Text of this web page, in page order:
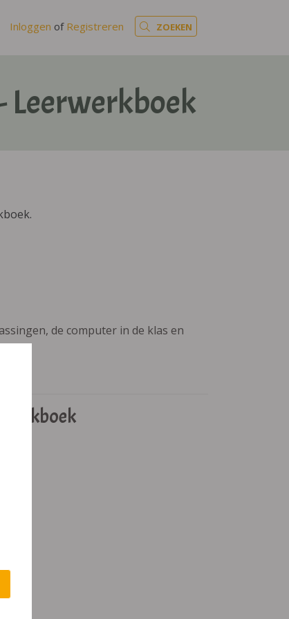
Inloggen of Registreren ZOEKEN
Leerwerkboek
de computer in de klas en